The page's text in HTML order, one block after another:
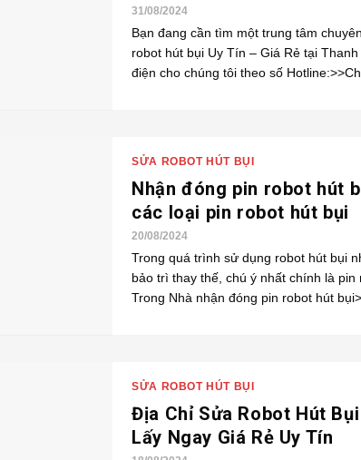
31/08/2024
Bạn đang cần tìm một trung tâm
robot hút bụi Uy Tín – Giá Rẻ tại
điện cho chúng tôi theo số
SỬA ROBOT HÚT BỤI
Nhận đóng pin robot hút
các loại pin robot hút bụi
20/08/2024
Trong quá trình sử dụng robot hút bụi
bảo trì thay thế, chú ý nhất chính là
Trong Nhà nhận đóng pin robot hút
SỬA ROBOT HÚT BỤI
Địa Chỉ Sửa Robot Hút
Lấy Ngay Giá Rẻ Uy Tín